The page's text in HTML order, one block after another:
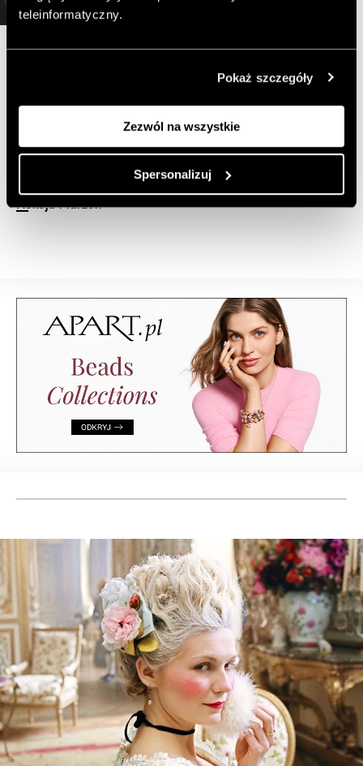
teleinformatyczny.
Pokaż szczegóły
Zezwól na wszystkie
Spersonalizuj
można licytować podczas aukcji.
Więcej:
Aukcja Marzeń